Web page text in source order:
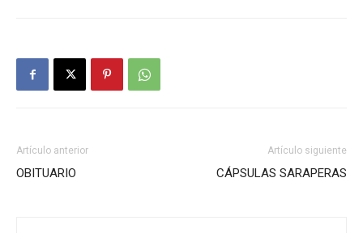
Artículo anterior
OBITUARIO
Artículo siguiente
CÁPSULAS SARAPERAS